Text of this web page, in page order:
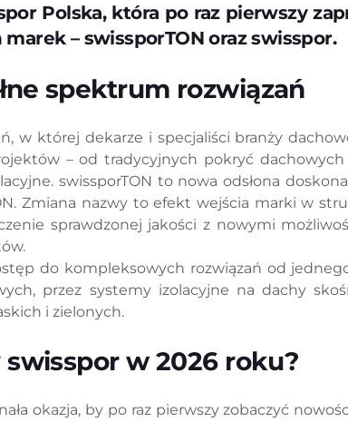
Polska, która po raz pierwszy
– swissporTON oraz swisspor.
spektrum rozwiązań
w której dekarze i specjaliści branży
– od tradycyjnych pokryć
swissporTON to nowa odsłona
Zmiana nazwy to efekt wejścia marki w
sprawdzonej jakości z nowymi
do kompleksowych rozwiązań od
przez systemy izolacyjne na dachy
i zielonych.
swisspor w 2026 roku?
okazja, by po raz pierwszy zobaczyć